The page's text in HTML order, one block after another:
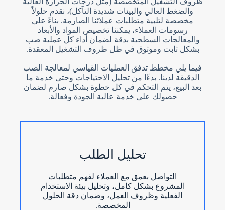
والضغط العالي والبيئات شديدة التآكل)، نقدم حلولاً
مخصصة لتلبية متطلبات عملائنا الصارمة. بناءً على
رسومات العملاء، يمكننا تخصيص المواد والأبعاد
والمعالجات السطحية بدقة لضمان أداء كل عملية صب
بشكل ثابت وموثوق في ظل ظروف التشغيل المعقدة.
فيما يلي مخطط تدفق العمليات القياسي لمعالجة الصب
الدقيقة لدينا. بدءًا من تحليل الاحتياجات وحتى خدمة ما
بعد البيع، يتم التحكم في كل خطوة بشكل صارم لضمان
حصولك على خدمة عالية الجودة وفعالة.
تحليل الطلب
التواصل بعمق مع العملاء لفهم متطلبات
المشروع بشكل كامل، وتحليل بيئة الاستخدام
الفعلية وظروف العمل، وضمان دقة الحلول
المخصصة.